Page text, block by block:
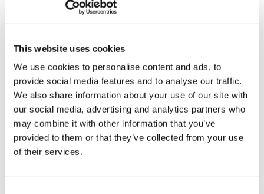
This website uses cookies
We use cookies to personalise content and ads, to
provide social media features and to analyse our traffic.
We also share information about your use of our site with
our social media, advertising and analytics partners who
may combine it with other information that you’ve
provided to them or that they’ve collected from your use
of their services.
conception et cycle de vie résonnent déjà en toi ou, au
contraire, sonnent un glas mystique qui titille ta curiosité
: ce bachelier en trois ans est fait pour toi !
3 ans pour connaître le pack sur le bout
des doigts
Éco-conception
Design 3D
Storytelling
Chimie et physique des (éco-/bio-matériaux)